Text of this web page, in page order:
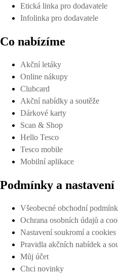
Etická linka pro dodavatele
Infolinka pro dodavatele
Co nabízíme
Akční letáky
Online nákupy
Clubcard
Akční nabídky a soutěže
Dárkové karty
Scan & Shop
Hello Tesco
Tesco mobile
Mobilní aplikace
Podmínky a nastavení
Všeobecné obchodní
Ochrana osobních údajů a
Nastavení soukromí a cookies
Pravidla akčních nabídek a
Můj účet
Chci novinky